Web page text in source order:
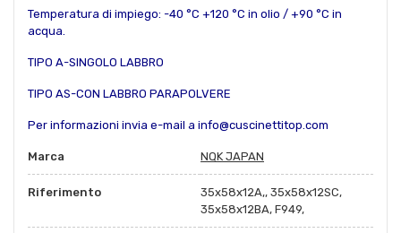
Temperatura di impiego: -40 °C +120 °C in olio / +90 °C in
acqua.
TIPO A-SINGOLO LABBRO
TIPO AS-CON LABBRO PARAPOLVERE
Per informazioni invia e-mail a info@cuscinettitop.com
Marca NQK JAPAN
Riferimento
35x58x12A,, 35x58x12SC,
35x58x12BA, F949,